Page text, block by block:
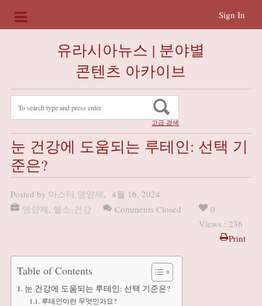
Sign In
유라시아뉴스 | 분야별
콘텐츠 아카이브
고급 검색
눈 건강에 도움되는 루테인: 선택 기
준은?
Posted by 마스터 영양제, 4월 16, 2024
영양제, 헬스-건강 Comments Closed
0
Views : 236
Print
Table of Contents
눈 건강에 도움되는 루테인: 선택 기준은?
루테인이란 무엇인가요?